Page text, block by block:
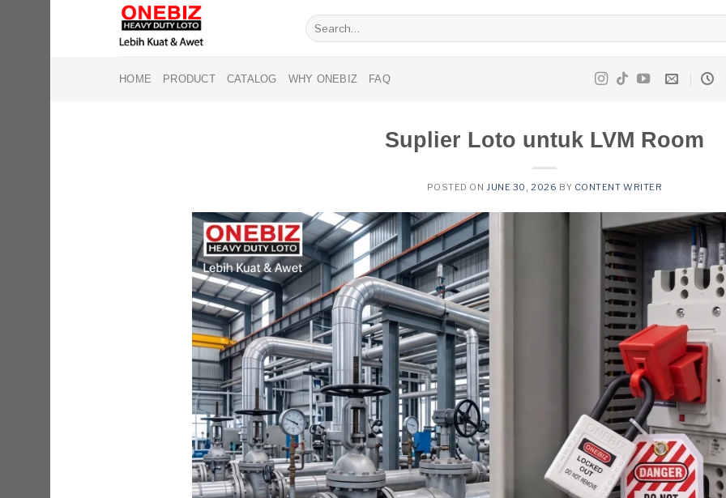
Search
for:
HOME PRODUCT CATALOG WHY ONEBIZ FAQ
Suplier Loto untuk LVM Room
POSTED ON JUNE 30, 2026 BY CONTENT WRITER